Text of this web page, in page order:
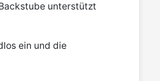
unterstützt
ein und die